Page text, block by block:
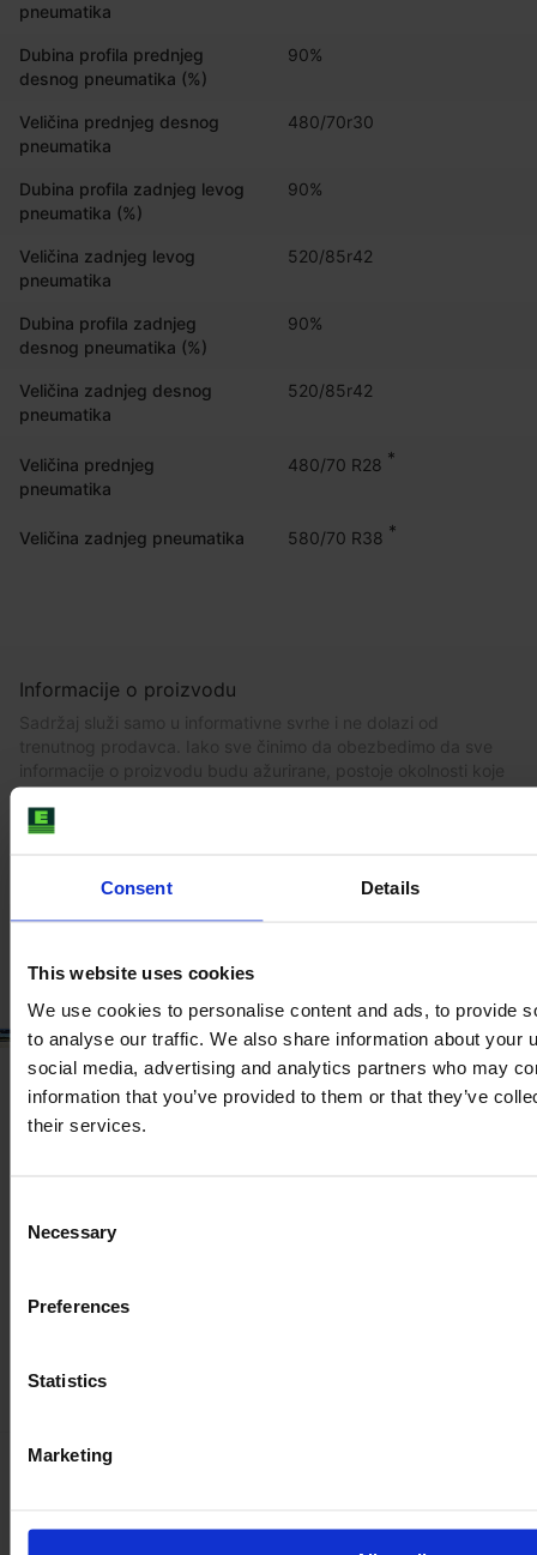
Consent Details
This website uses cookies
We use cookies to personalise content and ads, to provide
to analyse our traffic. We also share information about your
social media, advertising and analytics partners who may
information that you’ve provided to them or that they’ve
their services.
Selection
Necessary
Preferences
Statistics
Marketing
pneumatika
Dubina profila prednjeg
desnog pneumatika (%)
90%
Veličina prednjeg desnog
pneumatika
480/70r30
Dubina profila zadnjeg levog
pneumatika (%)
90%
Veličina zadnjeg levog
pneumatika
520/85r42
Dubina profila zadnjeg
desnog pneumatika (%)
90%
Veličina zadnjeg desnog
pneumatika
520/85r42
Veličina prednjeg
pneumatika
480/70 R28 *
Veličina zadnjeg pneumatika 580/70 R38 *
Informacije o proizvodu
Sadržaj služi samo u informativne svrhe i ne dolazi od
trenutnog prodavca. Iako sve činimo da obezbedimo da sve
informacije o proizvodu budu ažurirane, postoje okolnosti koje
mogu da uzrokuju da informacije na našoj veb stranici budu
netačno navedene ili ne budu više aktuelne bez našeg
Da biste dobili najsvežiju i ažuriranu informaciju, preporučujemo